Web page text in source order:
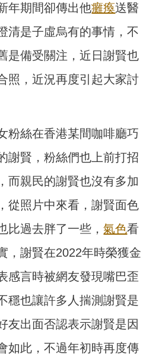
年期間卻傳出他癱瘓送醫
清是子虛烏有的事情，不
是備受關注，近日謝賢也
照，近況再度引起大家討
粉絲在香港某間咖啡廳巧
謝賢，粉絲們也上前打招
而親民的謝賢也沒有多加
從照片中來看，謝賢面色
比過去胖了一些，氣色看
，謝賢在2022年時榮獲金
感言時被網友發現嘴巴歪
穩也讓許多人揣測謝賢是
友出面否認表示謝賢是因
如此，不過年初時再度傳